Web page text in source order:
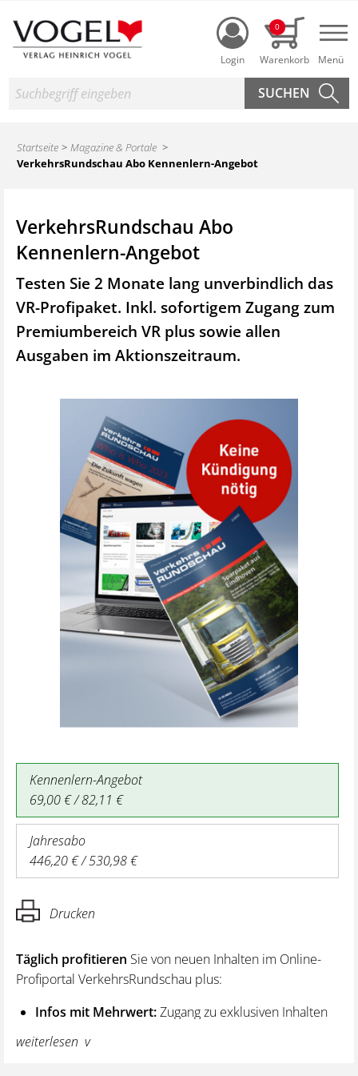
Login
0
Suche
Startseite
Magazine & Portale
VerkehrsRundschau Abo Kennenlern-Angebot
VerkehrsRundschau Abo
Kennenlern-Angebot
Testen Sie 2 Monate lang unverbindlich das
VR-Profipaket. Inkl. sofortigem Zugang zum
Premiumbereich VR plus sowie allen
Ausgaben im Aktionszeitraum.
Kennenlern-Angebot
69,00 € / 82,11 €
Jahresabo
446,20 € / 530,98 €
Drucken
Täglich profitieren Sie von neuen Inhalten im Online-
Profiportal VerkehrsRundschau plus:
Infos mit Mehrwert:Zugang zu exklusiven Inhalten
und Hintergrundwissen – von aktuellen Regelungen
wie z. B. bei den Lenk- und Ruhezeiten,
weiterlesen